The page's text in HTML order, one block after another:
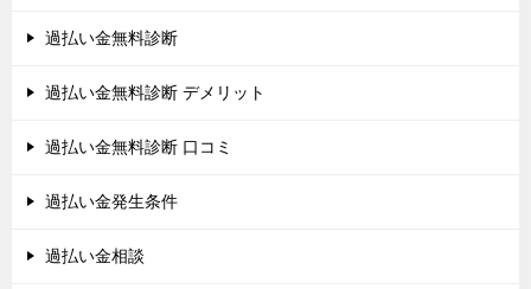
過払い金無料診断
過払い金無料診断 デメリット
過払い金無料診断 口コミ
過払い金発生条件
過払い金相談